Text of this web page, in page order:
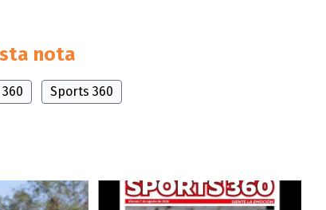
nota
Sports 360